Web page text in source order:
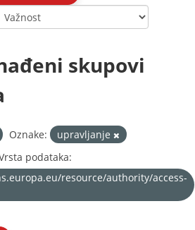
skupovi
Oznake:
upravljanje
podataka:
resource/authority/access-